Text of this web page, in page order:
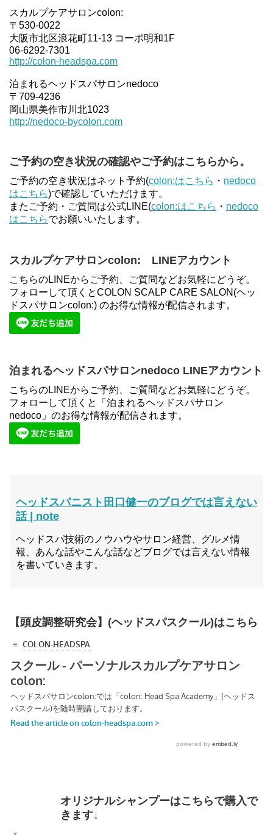
スカルプケアサロンcolon:
〒530-0022
大阪市北区浪花町11-13 コーポ明和1F
06-6292-7301
http://colon-headspa.com
泊まれるヘッドスパサロンnedoco
〒709-4236
岡山県美作市川北1023
http://nedoco-bycolon.com
ご予約の空き状況の確認やご予約はこちらから。
ご予約の空き状況はネット予約(colon:はこちら ・ nedoco
はこちら)で確認していただけます。
またご予約・ご質問は公式LINE(colon:はこちら ・ nedoco
はこちらでお願いいたします。
スカルプケアサロンcolon: LINEアカウント
こちらのLINEからご予約、ご質問などお気軽にどうぞ。
フォローして頂くとCOLON SCALP CARE SALON(ヘッ
ドスパサロンcolon:) のお得な情報が配信されます。
泊まれるヘッドスパサロンnedoco LINEアカウント
こちらのLINEからご予約、ご質問などお気軽にどうぞ。
フォローして頂くと「泊まれるヘッドスパサロン
nedoco」のお得な情報が配信されます。
ヘッドスパニスト田口健一のブログでは言えない
話 | note
ヘッドスパ技術のノウハウやサロン経営、グルメ情
報、あんな話やこんな話などブログでは言えない情報
を書いていきます。
【頭皮調整研究会】(ヘッドスパスクール)はこちら
オリジナルシャンプーはこちらで購入で
きます↓